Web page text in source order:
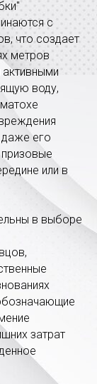
с
что создает
метров
воду,
даже его
или в
в выборе
затрат